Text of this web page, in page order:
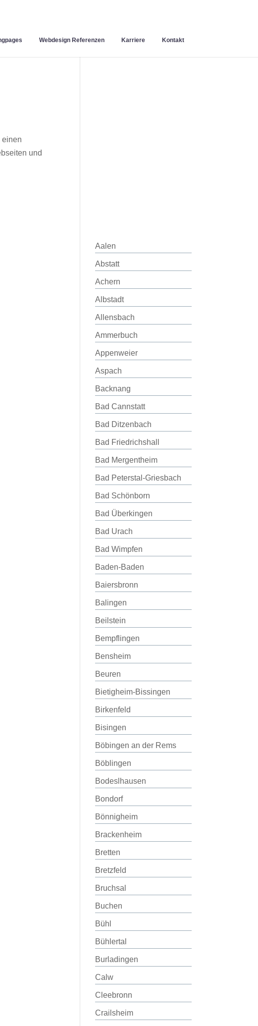
Webdesign Referenzen Karriere Kontakt
einen
und
Aalen
Abstatt
Achern
Albstadt
Allensbach
Ammerbuch
Appenweier
Aspach
Backnang
Bad Cannstatt
Bad Ditzenbach
Bad Friedrichshall
Bad Mergentheim
Bad Peterstal-Griesbach
Bad Schönborn
Bad Überkingen
Bad Urach
Bad Wimpfen
Baden-Baden
Baiersbronn
Balingen
Beilstein
Bempflingen
Bensheim
Beuren
Bietigheim-Bissingen
Birkenfeld
Bisingen
Böbingen an der Rems
Böblingen
Bodeslhausen
Bondorf
Bönnigheim
Brackenheim
Bretten
Bretzfeld
Bruchsal
Buchen
Bühl
Bühlertal
Burladingen
Calw
Cleebronn
Crailsheim